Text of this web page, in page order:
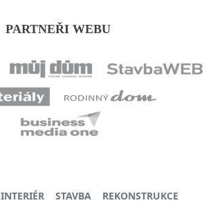
PARTNEŘI WEBU
INTERIÉR STAVBA
REKONSTRUKCE